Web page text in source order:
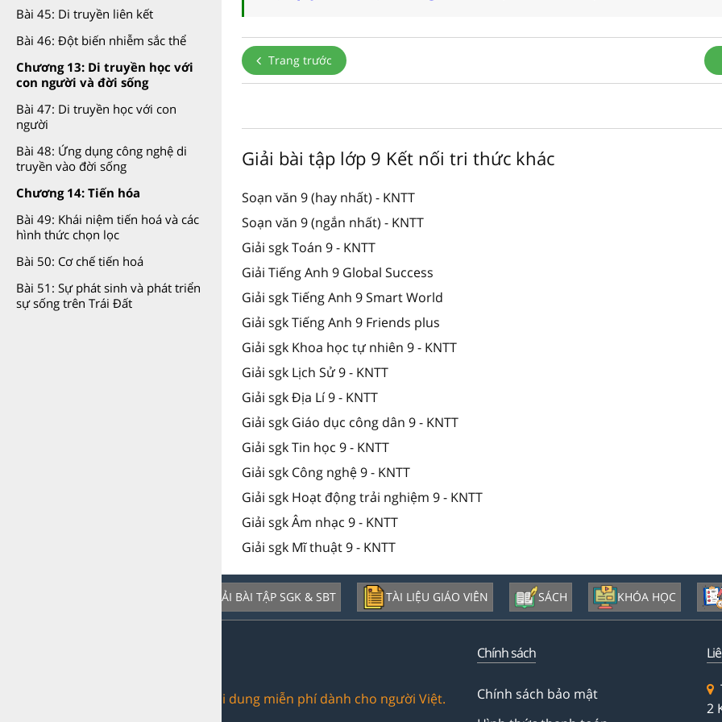
Bài 45: Di truyền liên kết
Bài 46: Đột biến nhiễm sắc thể
Chương 13: Di truyền học với
con người và đời sống
Bài 47: Di truyền học với con
người
Bài 48: Ứng dụng công nghệ di
truyền vào đời sống
Chương 14: Tiến hóa
Bài 49: Khái niệm tiến hoá và các
hình thức chọn lọc
Bài 50: Cơ chế tiến hoá
Bài 51: Sự phát sinh và phát triển
sự sống trên Trái Đất
Trang trước
Giải bài tập lớp 9 Kết nối tri thức khác
Soạn văn 9 (hay nhất) - KNTT
Soạn văn 9 (ngắn nhất) - KNTT
Giải sgk Toán 9 - KNTT
Giải Tiếng Anh 9 Global Success
Giải sgk Tiếng Anh 9 Smart World
Giải sgk Tiếng Anh 9 Friends plus
Giải sgk Khoa học tự nhiên 9 - KNTT
Giải sgk Lịch Sử 9 - KNTT
Giải sgk Địa Lí 9 - KNTT
Giải sgk Giáo dục công dân 9 - KNTT
Giải sgk Tin học 9 - KNTT
Giải sgk Công nghệ 9 - KNTT
Giải sgk Hoạt động trải nghiệm 9 - KNTT
Giải sgk Âm nhạc 9 - KNTT
Giải sgk Mĩ thuật 9 - KNTT
GIẢI BÀI TẬP SGK & SBT TÀI LIỆU GIÁO VIÊN SÁCH KHÓA HỌC
Trang web chia sẻ nội dung miễn phí dành cho người Việt.
Chính sách
Chính sách bảo mật
2